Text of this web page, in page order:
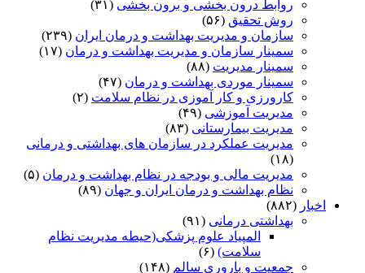
روابط درون بخشی و برون بخشی (۳۱)
روش تحقیق (۵۶)
سازمان و مدیریت بهداشت و درمان ایران (۲۳۹)
سمینار سازمان و مدیریت بهداشت و درمان (۱۷)
سمینار مدیریت (۸۸)
سمینار موردی بهداشت و درمان (۴۷)
کارورزی و کار آموزی در نظام سلامت (۲)
مدیریت آموزشی (۴۹)
مدیریت بیمارستانی (۸۳)
مدیریت عملکرد در سازمان های بهداشتی و درمانی
(۱۸)
مدیریت مالی و بودجه در نظام بهداشت و درمان (۵)
نظام بهداشت و درمان ایران و جهان (۸۹)
اخبار (۸۸۲)
بهداشتی درمانی (۹۱)
المپیاد علوم پزشکی(حیطه مدیریت نظام
سلامت) (۶)
جمعیت و باروری سالم (۱۴۸)